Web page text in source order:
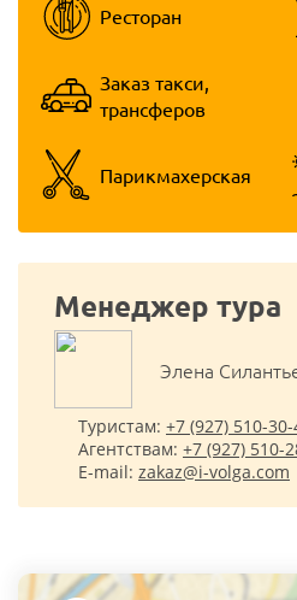
Ресторан
Заказ такси,
трансферов
Парикмахерская
Менеджер тура
Элена
Туристам: +7 (927) 510-30-
Агентствам: +7 (927) 510-
E-mail: zakaz@i-volga.com